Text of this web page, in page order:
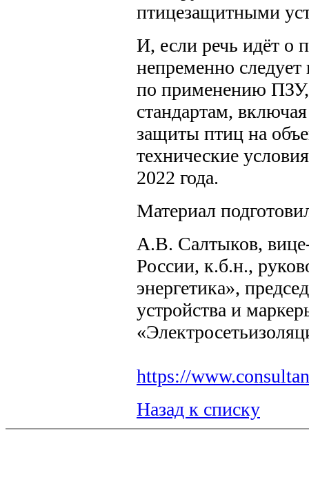
птицезащитными
И, если речь идёт о
непременно следует
по применению
стандартам,
защиты птиц на
технические
2022 года.
Материал
А.В. Салтыков,
России, к.б.н.,
энергетика»,
устройства и
https://
Назад к списку